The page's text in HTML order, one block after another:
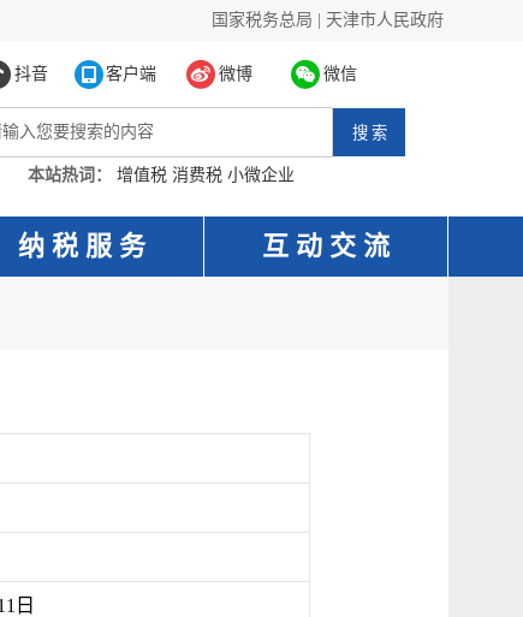
国家税务总局 天津市人民政府
抖音 客户端 微博 微信
本站热词： 增值税 消费税 小微企业
纳 税 服 务 互 动 交 流
日